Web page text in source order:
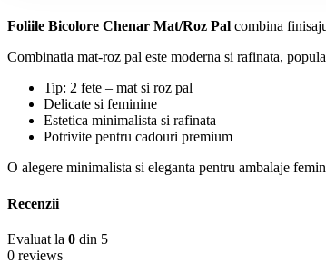
Foliile Bicolore Chenar Mat/Roz Pal combina
Combinatia mat-roz pal este moderna si rafinata,
Tip: 2 fete – mat si roz pal
Delicate si feminine
Estetica minimalista si rafinata
Potrivite pentru cadouri premium
O alegere minimalista si eleganta pentru ambalaje
Recenzii
Evaluat la 0 din 5
0 reviews